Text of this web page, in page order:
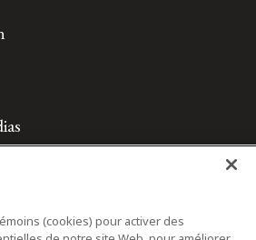
S.E.N.C.R.L./s.r.l.
(cookies) pour activer des